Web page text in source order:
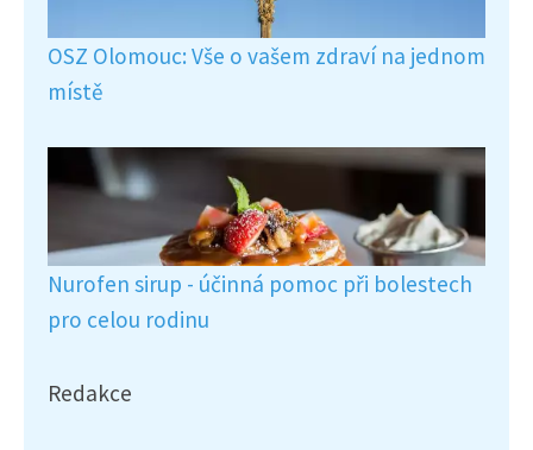
OSZ Olomouc: Vše o vašem zdraví na jednom
místě
Nurofen sirup - účinná pomoc při bolestech
pro celou rodinu
Redakce